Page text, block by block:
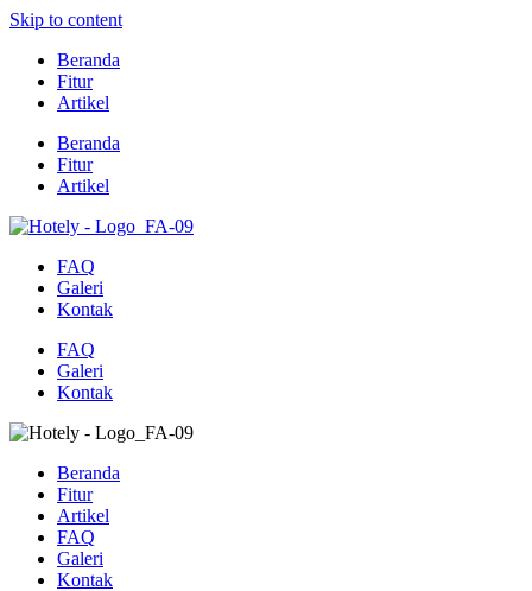
Skip to content
Beranda
Fitur
Artikel
Beranda
Fitur
Artikel
FAQ
Galeri
Kontak
FAQ
Galeri
Kontak
Beranda
Fitur
Artikel
FAQ
Galeri
Kontak